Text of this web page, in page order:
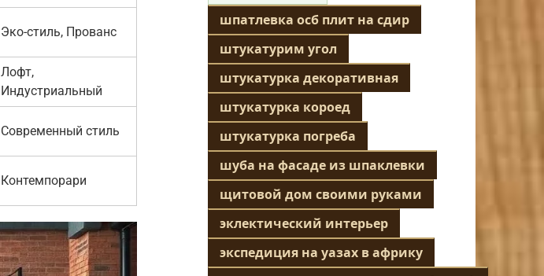
Эко-стиль, Прованс
Лофт,
Индустриальный
Современный стиль
Контемпорари
шпатлевка осб плит на сдир
штукатурим угол
штукатурка декоративная
штукатурка короед
штукатурка погреба
шуба на фасаде из шпаклевки
щитовой дом своими руками
эклектический интерьер
экспедиция на уазах в африку